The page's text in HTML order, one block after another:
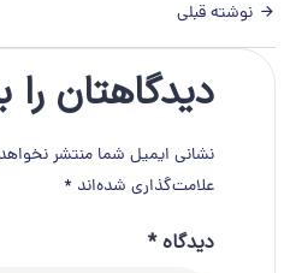
نوشته قبلی
دیدگاهتان را
نشانی ایمیل شما منتشر
علامت‌گذاری شده‌اند *
دیدگاه*